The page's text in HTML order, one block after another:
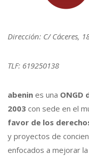
Dirección: C/ Cáceres,
TLF: 619250138
abenin es una ONGD
2003 con sede en el
favor de los
y proyectos de
enfocados a mejorar